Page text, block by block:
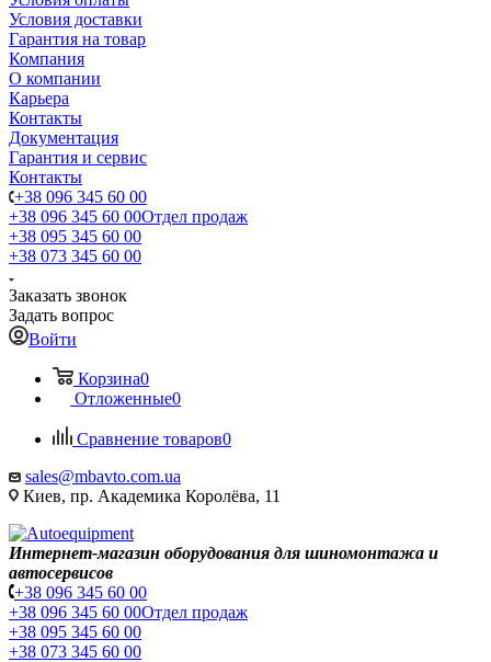
Условия доставки
Гарантия на товар
Компания
О компании
Карьера
Контакты
Документация
Гарантия и сервис
Контакты
+38 096 345 60 00
+38 096 345 60 00Отдел продаж
+38 095 345 60 00
+38 073 345 60 00
Заказать звонок
Задать вопрос
Войти
Корзина0
Отложенные0
Сравнение товаров0
sales@mbavto.com.ua
Киев, пр. Академика Королёва, 11
Интернет-магазин оборудования для шиномонтажа и
автосервисов
+38 096 345 60 00
+38 096 345 60 00Отдел продаж
+38 095 345 60 00
+38 073 345 60 00